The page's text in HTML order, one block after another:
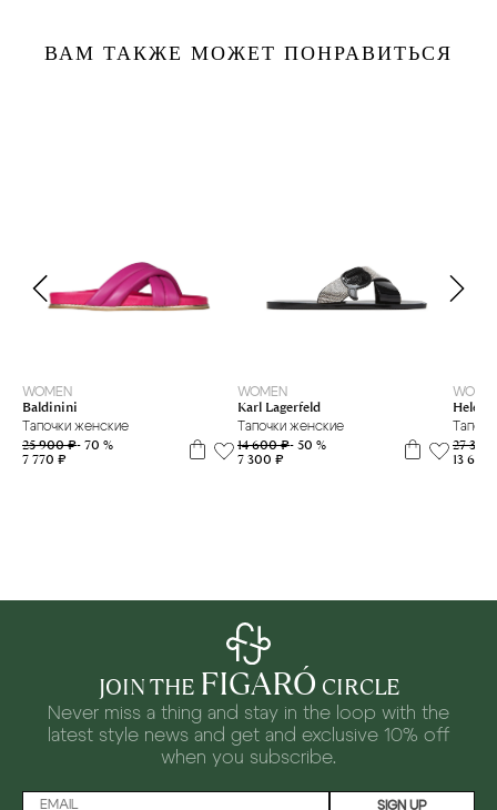
ВАМ ТАКЖЕ МОЖЕТ ПОНРАВИТЬСЯ
WOMEN
Baldinini
Тапочки женские
25 900 ₽- 70 %
7 770 ₽
WOMEN
Karl Lagerfeld
Тапочки женские
14 600 ₽- 50 %
7 300 ₽
27
13 650
JOIN THE FIGARÓ CIRCLE
Never miss a thing and stay in the loop with the
latest style news and get and exclusive 10% off
when you subscribe.
SIGN UP